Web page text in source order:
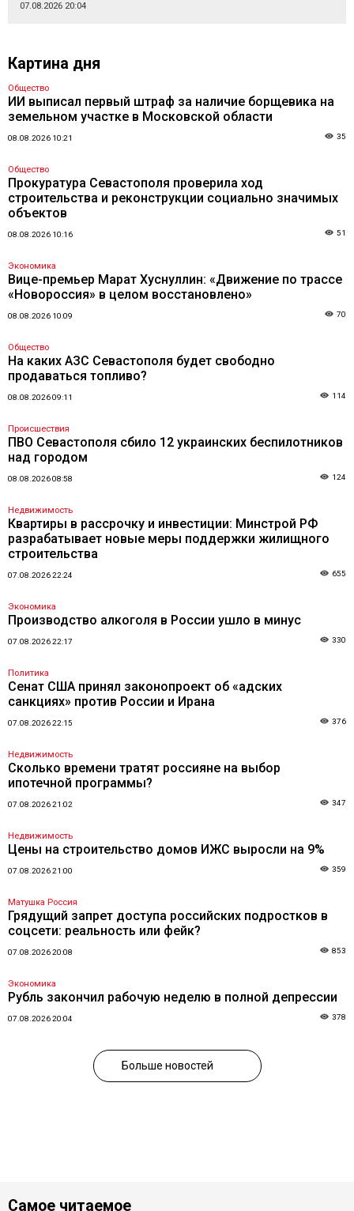
07.08.2026 20:04
Картина дня
Общество
ИИ выписал первый штраф за наличие борщевика на
земельном участке в Московской области
08.08.2026 10:21 35
Общество
Прокуратура Севастополя проверила ход
строительства и реконструкции социально значимых
объектов
08.08.2026 10:16 51
Экономика
Вице-премьер Марат Хуснуллин: «Движение по трассе
«Новороссия» в целом восстановлено»
08.08.2026 10:09 70
Общество
На каких АЗС Севастополя будет свободно
продаваться топливо?
08.08.2026 09:11 114
Происшествия
ПВО Севастополя сбило 12 украинских беспилотников
над городом
08.08.2026 08:58 124
Недвижимость
Квартиры в рассрочку и инвестиции: Минстрой РФ
разрабатывает новые меры поддержки жилищного
строительства
07.08.2026 22:24 655
Экономика
Производство алкоголя в России ушло в минус
07.08.2026 22:17 330
Политика
Сенат США принял законопроект об «адских
санкциях» против России и Ирана
07.08.2026 22:15 376
Недвижимость
Сколько времени тратят россияне на выбор
ипотечной программы?
07.08.2026 21:02 347
Недвижимость
Цены на строительство домов ИЖС выросли на 9%
07.08.2026 21:00 359
Матушка Россия
Грядущий запрет доступа российских подростков в
соцсети: реальность или фейк?
07.08.2026 20:08 853
Экономика
Рубль закончил рабочую неделю в полной депрессии
07.08.2026 20:04 378
Больше новостей
Самое читаемое